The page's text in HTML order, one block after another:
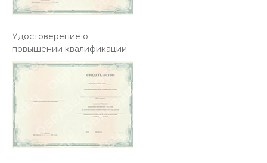
Удостоверение о
повышении квалификации